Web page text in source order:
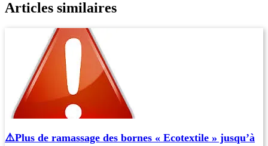
Articles similaires
⚠️​Plus de ramassage des bornes « Ecotextile » jusqu’à